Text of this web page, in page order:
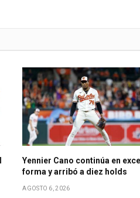
Yennier Cano continúa en
forma y arribó a diez holds
AGOSTO 6, 2026